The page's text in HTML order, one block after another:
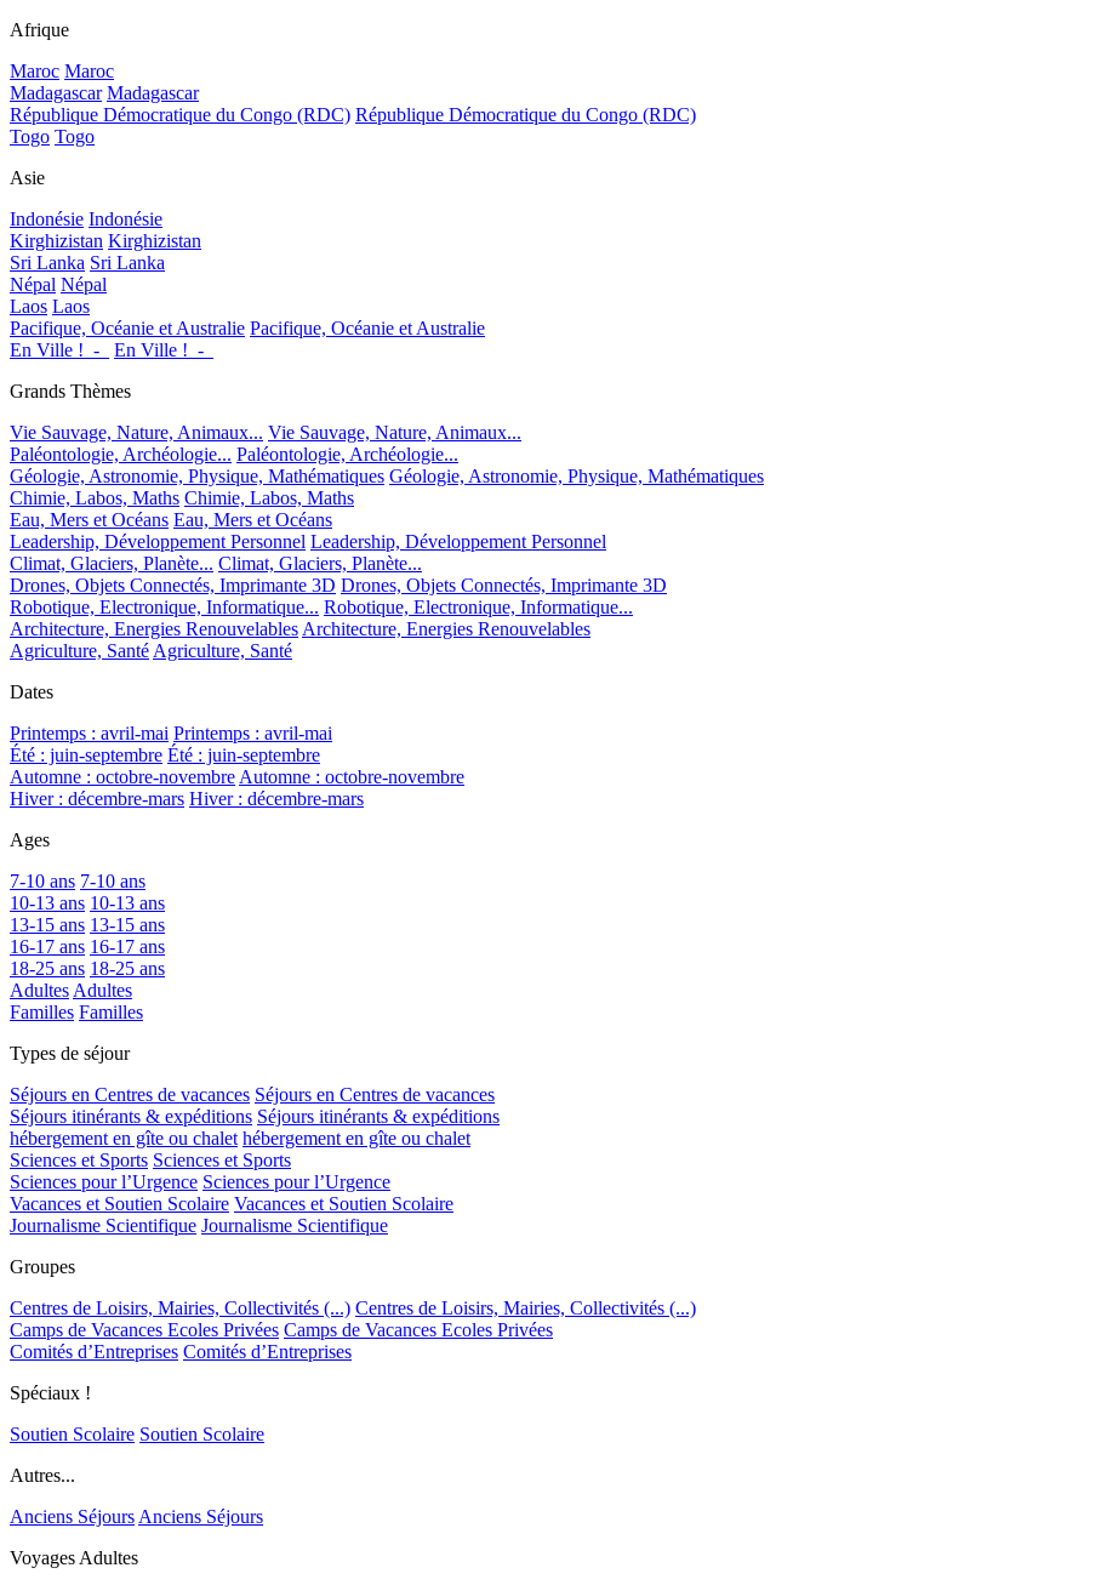
Afrique
Maroc Maroc
Madagascar Madagascar
République Démocratique du Congo (RDC) République Démocratique du Congo (RDC)
Togo Togo
Asie
Indonésie Indonésie
Kirghizistan Kirghizistan
Sri Lanka Sri Lanka
Népal Népal
Laos Laos
Pacifique, Océanie et Australie Pacifique, Océanie et Australie
En Ville !_-_
En Ville !_-_
Grands Thèmes
Vie Sauvage, Nature, Animaux... Vie Sauvage, Nature, Animaux...
Paléontologie, Archéologie... Paléontologie, Archéologie...
Géologie, Astronomie, Physique, Mathématiques Géologie, Astronomie, Physique, Mathématiques
Chimie, Labos, Maths Chimie, Labos, Maths
Eau, Mers et Océans Eau, Mers et Océans
Leadership, Développement Personnel Leadership, Développement Personnel
Climat, Glaciers, Planète... Climat, Glaciers, Planète...
Drones, Objets Connectés, Imprimante 3D Drones, Objets Connectés, Imprimante 3D
Robotique, Electronique, Informatique... Robotique, Electronique, Informatique...
Architecture, Energies Renouvelables Architecture, Energies Renouvelables
Agriculture, Santé Agriculture, Santé
Dates
Printemps : avril-mai Printemps : avril-mai
Été : juin-septembre Été : juin-septembre
Automne : octobre-novembre Automne : octobre-novembre
Hiver : décembre-mars Hiver : décembre-mars
Ages
7-10 ans 7-10 ans
10-13 ans 10-13 ans
13-15 ans 13-15 ans
16-17 ans 16-17 ans
18-25 ans 18-25 ans
Adultes Adultes
Familles Familles
Types de séjour
Séjours en Centres de vacances Séjours en Centres de vacances
Séjours itinérants & expéditions Séjours itinérants & expéditions
hébergement en gîte ou chalet hébergement en gîte ou chalet
Sciences et Sports Sciences et Sports
Sciences pour l’Urgence Sciences pour l’Urgence
Vacances et Soutien Scolaire Vacances et Soutien Scolaire
Journalisme Scientifique Journalisme Scientifique
Groupes
Centres de Loisirs, Mairies, Collectivités (...) Centres de Loisirs, Mairies, Collectivités (...)
Camps de Vacances Ecoles Privées Camps de Vacances Ecoles Privées
Comités d’Entreprises Comités d’Entreprises
Spéciaux !
Soutien Scolaire Soutien Scolaire
Autres...
Anciens Séjours Anciens Séjours
Voyages Adultes